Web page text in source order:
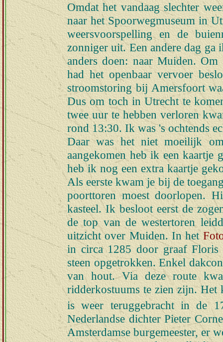
Omdat het vandaag slechter
naar het Spoorwegmuseum in
weersvoorspelling en de
zonniger uit. Een andere dag ga
anders doen: naar Muiden.
had het openbaar vervoer
stroomstoring bij Amersfoort
Dus om toch in Utrecht te
twee uur te hebben verloren
rond 13:30. Ik was 's ochtends
Daar was het niet moeilijk
aangekomen heb ik een kaartje
heb ik nog een extra kaartje
Als eerste kwam je bij de
poorttoren moest doorlopen.
kasteel. Ik besloot eerst de
de top van de westertoren
uitzicht over Muiden. In het
in circa 1285 door graaf
steen opgetrokken. Enkel
van hout. Via deze route
ridderkostuums te zien zijn. Het
is weer teruggebracht in de
Nederlandse dichter Pieter
Amsterdamse burgemeester, er